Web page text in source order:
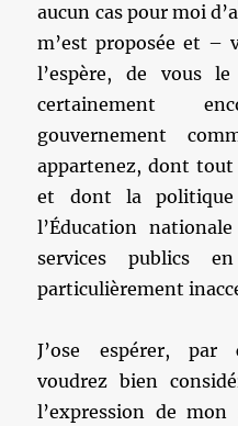
aucun cas pour moi
m’est proposée et –
l’espère, de vous
certainement
gouvernement
appartenez, dont tout
et dont la politique
l’Éducation
services publics
particulièrement
J’ose espérer, par
voudrez bien
l’expression de